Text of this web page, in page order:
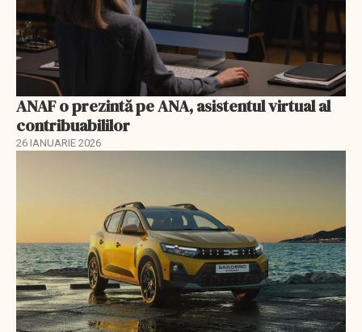
ANAF o prezintă pe ANA, asistentul virtual al
contribuabililor
26 IANUARIE 2026